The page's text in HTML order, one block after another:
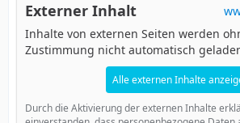
Externer Inhalt
Inhalte von externen Seiten werden
Zustimmung nicht automatisch
Alle externen Inhalte
Durch die Aktivierung der externen Inhalte